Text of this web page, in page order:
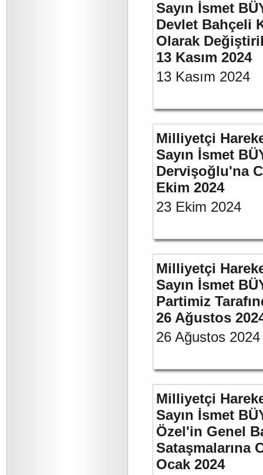
Sayın İsmet
Devlet Bahçeli
Olarak
13 Kasım 2024
13 Kasım 2024
Milliyetçi
Sayın İsmet
Dervişoğlu'na
Ekim 2024
23 Ekim 2024
Milliyetçi
Sayın İsmet
Partimiz
26 Ağustos
26 Ağustos 2024
Milliyetçi
Sayın İsmet
Özel'in Genel
Sataşmalarına
Ocak 2024